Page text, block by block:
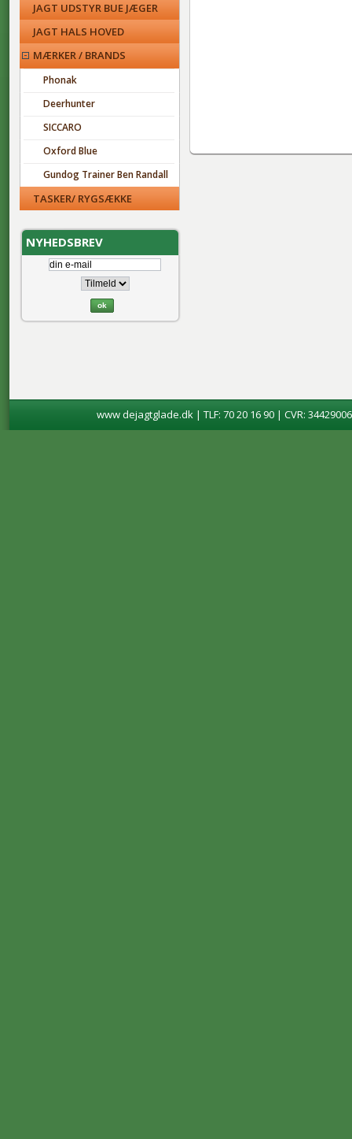
JAGT UDSTYR BUE JÆGER
JAGT HALS HOVED
MÆRKER / BRANDS
Phonak
Deerhunter
SICCARO
Oxford Blue
Gundog Trainer Ben Randall
TASKER/ RYGSÆKKE
NYHEDSBREV
www dejagtglade.dk | TLF: 70 20 16 90 | CVR: